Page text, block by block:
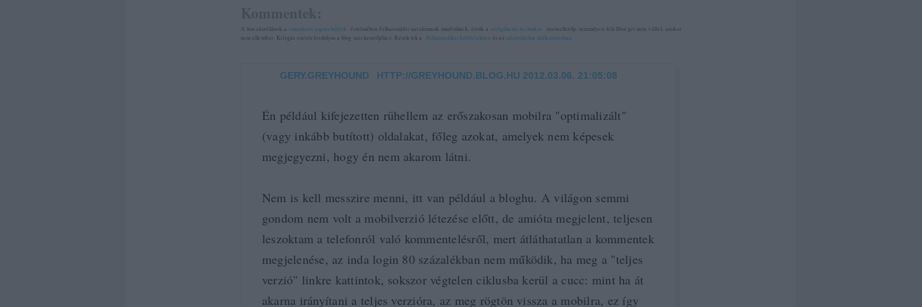
A hozzászólások a vonatkozó jogszabályok értelmében felhasználói tartalomnak minősülnek, értük a szolgáltatás technikai üzemeltetője semmilyen felelősséget nem vállal, azokat
nem ellenőrzi. Kifogás esetén forduljon a blog szerkesztőjéhez. Részletek aFelhasználási feltételekben és azadatvédelmi tájékoztatóban
GERY.GREYHOUND HTTP://GREYHOUND.BLOG.HU 2012.03.06. 21:05:08
Én például kifejezetten rühellem az erőszakosan mobilra "optimalizált"
(vagy inkább butított) oldalakat, főleg azokat, amelyek nem képesek
megjegyezni, hogy én nem akarom látni.
Nem is kell messzire menni, itt van például a bloghu. A világon semmi
gondom nem volt a mobilverzió létezése előtt, de amióta megjelent, teljesen
leszoktam a telefonról való kommentelésről, mert átláthatatlan a kommentek
megjelenése, az inda login 80 százalékban nem működik, ha meg a "teljes
verzió" linkre kattintok, sokszor végtelen ciklusba kerül a cucc: mint ha át
akarna irányítani a teljes verzióra, az meg rögtön vissza a mobilra, ez így